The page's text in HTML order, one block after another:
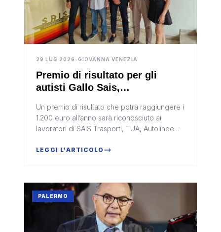
29 LUG 2026 •GIOVANNA VENEZIA
Premio di risultato per gli
autisti Gallo Sais,
professionalità
Un premio di risultato che potrà raggiungere i
1.200 euro all’anno sarà riconosciuto ai
lavoratori di SAIS Trasporti, TUA, Autolinee
contenuta nel nuovo accor...
LEGGI L'ARTICOLO
PALERMO